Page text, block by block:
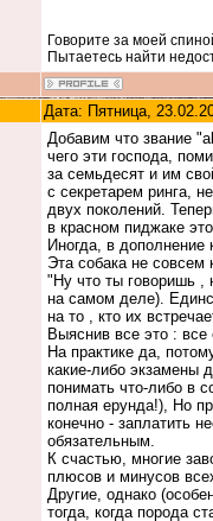
Говорите за моей
Пытаетесь найти
Дата: Пятница,
Добавим что звание
чего эти господа,
за семьдесят и им
с секретарем ринга,
двух поколений.
в красном пиджаке
Иногда, в
Эта собака не совсем
"Ну что ты говоришь ,
на самом деле).
на то , кто их
Выяснив все это :
На практике да,
какие-либо экзамены
понимать что-либо в
полная ерунда!), Но
конечно - заплатить
обязательным.
К счастью, многие
плюсов и минусов
Другие, однако
тогда, когда порода